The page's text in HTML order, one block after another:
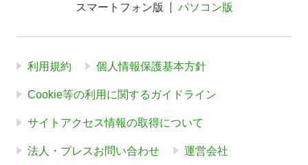
スマートフォン版 パソコン版
利用規約 個人情報保護基本方針
Cookie等の利用に関するガイドライン
サイトアクセス情報の取得について
法人・プレスお問い合わせ 運営会社